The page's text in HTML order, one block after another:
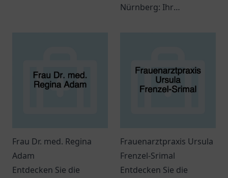
Nürnberg: Ihr
und präventive
Maßnahmen.
Frau Dr. med. Regina
Adam
Entdecken Sie die
Frauenarztpraxis Ursula
Frenzel-Srimal
Entdecken Sie die